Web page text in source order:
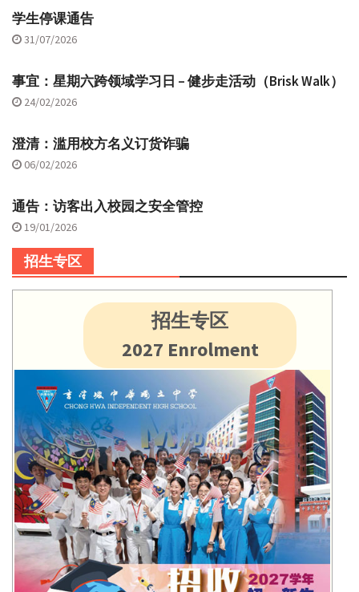
学生停课通告
31/07/2026
事宜：星期六跨领域学习日 – 健步走活动（Brisk Walk）
24/02/2026
澄清：滥用校方名义订货诈骗
06/02/2026
通告：访客出入校园之安全管控
19/01/2026
招生专区
招生专区
2027 Enrolment